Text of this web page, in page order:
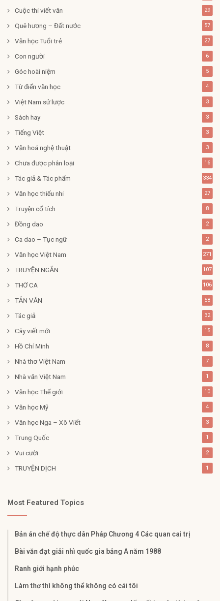
Cuộc thi viết văn 29
Quê hương – Đất nước 57
Văn học Tuổi trẻ 27
Con người 6
Góc hoài niệm 5
Từ điển văn học 4
Việt Nam sử lược 3
Sách hay 3
Tiếng Việt 3
Văn hoá nghệ thuật 3
Chưa được phân loại 16
Tác giả & Tác phẩm 334
Văn học thiếu nhi 27
Truyện cổ tích 8
Đồng dao 2
Ca dao – Tục ngữ 2
Văn học Việt Nam 271
TRUYỆN NGẮN 107
THƠ CA 106
TẢN VĂN 58
Tác giả 32
Cây viết mới 15
Hồ Chí Minh 8
Nhà thơ Việt Nam 7
Nhà văn Việt Nam 1
Văn học Thế giới 10
Văn học Mỹ 4
Văn học Nga – Xô Viết 3
Trung Quốc 1
Vui cười 2
TRUYỆN DỊCH 1
Most Featured Topics
Bản án chế độ thực dân Pháp Chương 4 Các quan cai trị
Bài văn đạt giải nhì quốc gia bảng A năm 1988
Ranh giới hạnh phúc
Làm thơ thì không thể không có cái tôi